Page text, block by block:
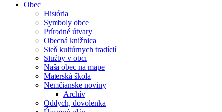
Obec
História
Symboly obce
Prírodné útvary
Obecná knižnica
Sieň kultúrnych tradícií
Služby v obci
Naša obec na mape
Materská škola
Nemčianske noviny
Archív
Oddych, dovolenka